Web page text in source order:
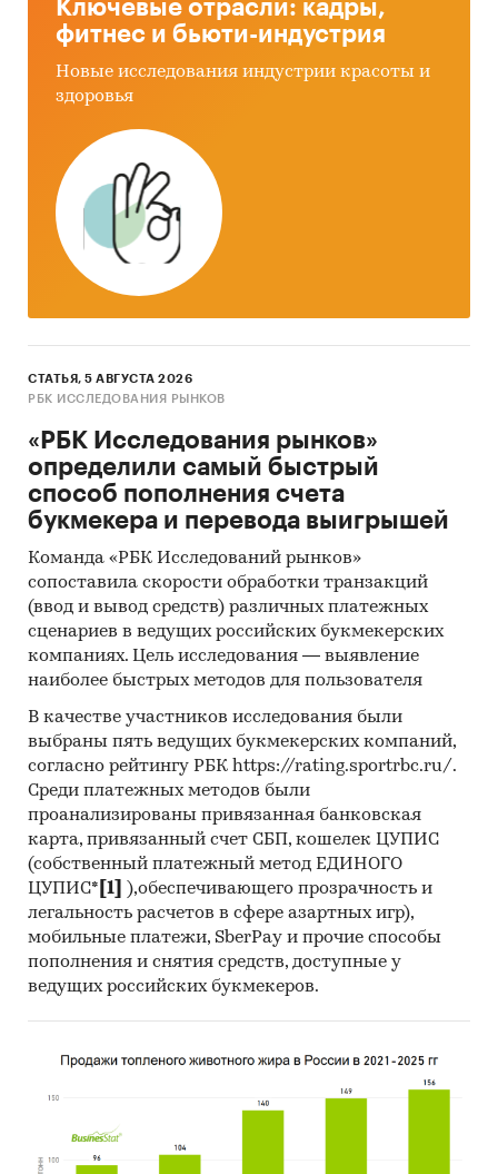
мобильных приложений маркетплейсов в
России
Выделение потребительских трендов, угроз
Проведение демографического анализа
пользователей мобильных приложений
маркетплейсов
Составление портрета целевого
пользователя
респондентов
характеристик, как продолжительность
использования, изменение частоты
использования мобильных приложений
маркетплейсов, степень удовлетворенности,
готовность платить за пользование
приложением
Описание ТОП-5 мобильных приложений
маркетплейсов по ответам респондентов: их
преимущества и недостатки, процент
Выделение наиболее важных
характеристик функционала для
потенциальных пользователей
Программы и меры гос. поддержки IT-
отрасли в России
Оценка факторов инвестиционной
привлекательности рынка
Составление прогноза количества
пользователей в России на 4 года
Ключевые компоненты российского рынка
мобильных приложений маркетплейсов
Результаты опроса пользователей
мобильных приложений
Ключевые отрасли: кадры,
фитнес и бьюти-индустрия
Новые исследования индустрии красоты и
здоровья
СТАТЬЯ, 5 АВГУСТА 2026
РБК ИССЛЕДОВАНИЯ РЫНКОВ
«РБК Исследования рынков»
определили самый быстрый
способ пополнения счета
букмекера и перевода выигрышей
Команда «РБК Исследований рынков»
сопоставила скорости обработки транзакций
(ввод и вывод средств) различных платежных
сценариев в ведущих российских букмекерских
компаниях. Цель исследования — выявление
наиболее быстрых методов для пользователя
В качестве участников исследования были
выбраны пять ведущих букмекерских компаний,
согласно рейтингу РБК https://rating.sportrbc.ru/.
Среди платежных методов были
проанализированы привязанная банковская
карта, привязанный счет СБП, кошелек ЦУПИС
(собственный платежный метод ЕДИНОГО
ЦУПИС* [1]
),обеспечивающего прозрачность и
легальность расчетов в сфере азартных игр),
мобильные платежи, SberPay и прочие способы
пополнения и снятия средств, доступные у
ведущих российских букмекеров.